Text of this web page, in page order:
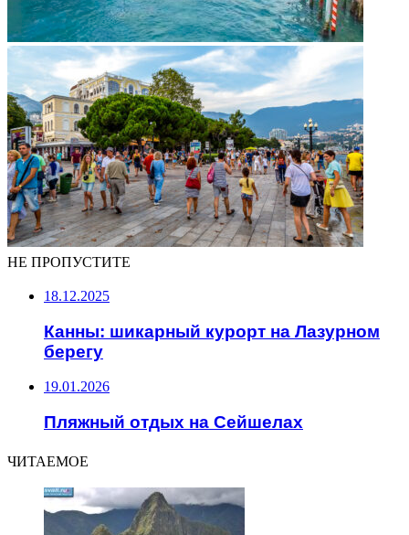
НЕ ПРОПУСТИТЕ
18.12.2025
Канны: шикарный курорт на Лазурном
берегу
19.01.2026
Пляжный отдых на Сейшелах
ЧИТАЕМОЕ